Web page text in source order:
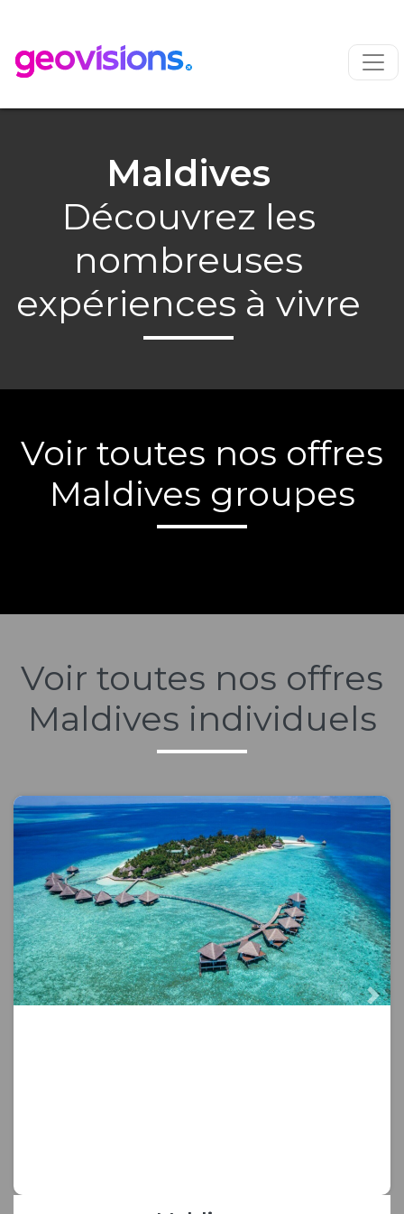
Maldives
Découvrez les
nombreuses
expériences à vivre
Voir toutes nos offres
Maldives groupes
Voir toutes nos offres
Maldives individuels
Next